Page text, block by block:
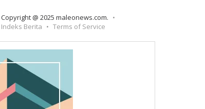
Copyright @ 2025 maleonews.com.
Indeks Berita
Terms of Service